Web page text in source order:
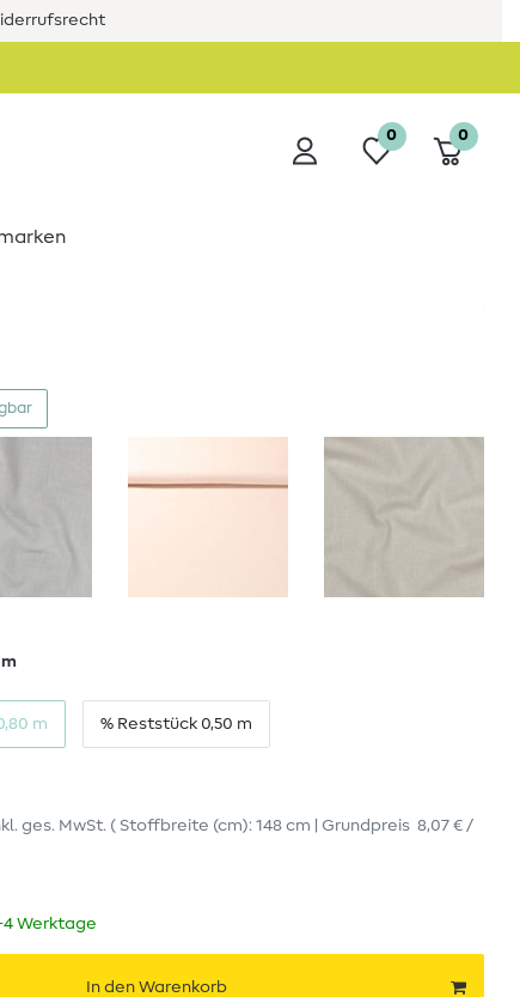
0 0
m % Reststück 0,50 m
ges. MwSt. ( Stoffbreite (cm): 148 cm | Grundpreis 8,07 € /
Werktage
In den Warenkorb